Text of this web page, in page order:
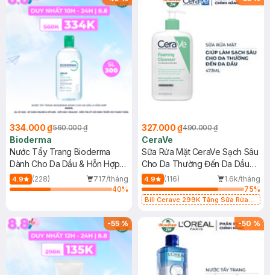
334.000 ₫560.000 ₫
Bioderma
Nước Tẩy Trang Bioderma
Dành Cho Da Dầu & Hỗn Hợp
500ml
4.9 (228)
717/tháng
40%
327.000 ₫490.000 ₫
CeraVe
Sữa Rửa Mặt CeraVe Sạch Sâu
Cho Da Thường Đến Da Dầu
473ml
4.9 (116)
1.6k/tháng
75%
Bill Cerave 299K Tặng Sữa Rửa
-55% -50 %